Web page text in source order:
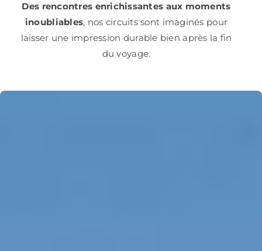
Des rencontres enrichissantes aux moments
inoubliables, nos circuits sont imaginés pour
laisser une impression durable bien après la fin
du voyage.